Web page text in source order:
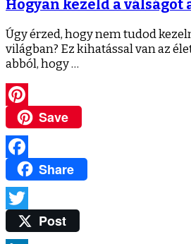
Hogyan kezeld a válságot
Úgy érzed, hogy nem tudod
világban? Ez kihatással van az
abból, hogy …
Pinterest
Save
Facebook
Share
TwitterPost